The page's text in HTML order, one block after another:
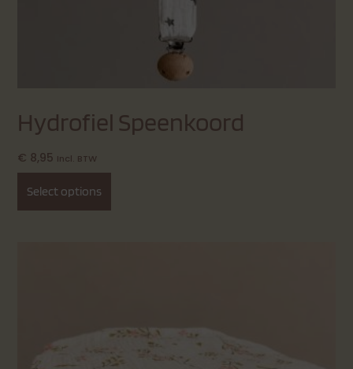
Hydrofiel Speenkoord
€ 8,95 Incl. BTW
Select options